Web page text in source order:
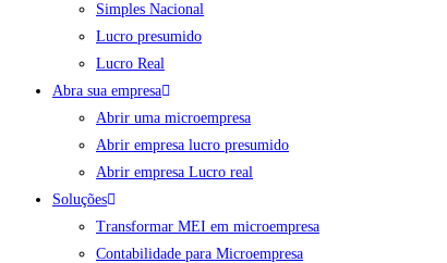
Simples Nacional
Lucro presumido
Lucro Real
Abra sua empresa
Abrir uma microempresa
Abrir empresa lucro presumido
Abrir empresa Lucro real
Soluções
Transformar MEI em microempresa
Contabilidade para Microempresa